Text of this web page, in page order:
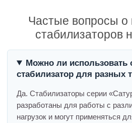
Частые вопросы о
стабилизаторов
Можно ли использовать
стабилизатор для разных
Да. Стабилизаторы серии
разработаны для работы с
нагрузок и могут применяться